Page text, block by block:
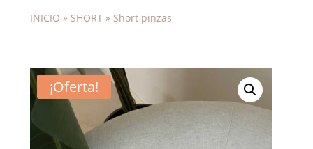
INICIO » SHORT » Short pinzas
¡Oferta!